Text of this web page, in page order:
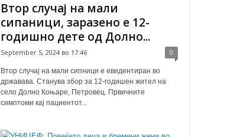
Втор случај на мали
сипаници, заразено е 12-
годишно дете од Долно...
September 5, 2024 во 17:46 0
Втор случај на мали сипници е евидентиран во
државава. Станува збор за 12-годишен жител на
село Долно Коњаре, Петровец. Првичните
симптоми кај пациентот...